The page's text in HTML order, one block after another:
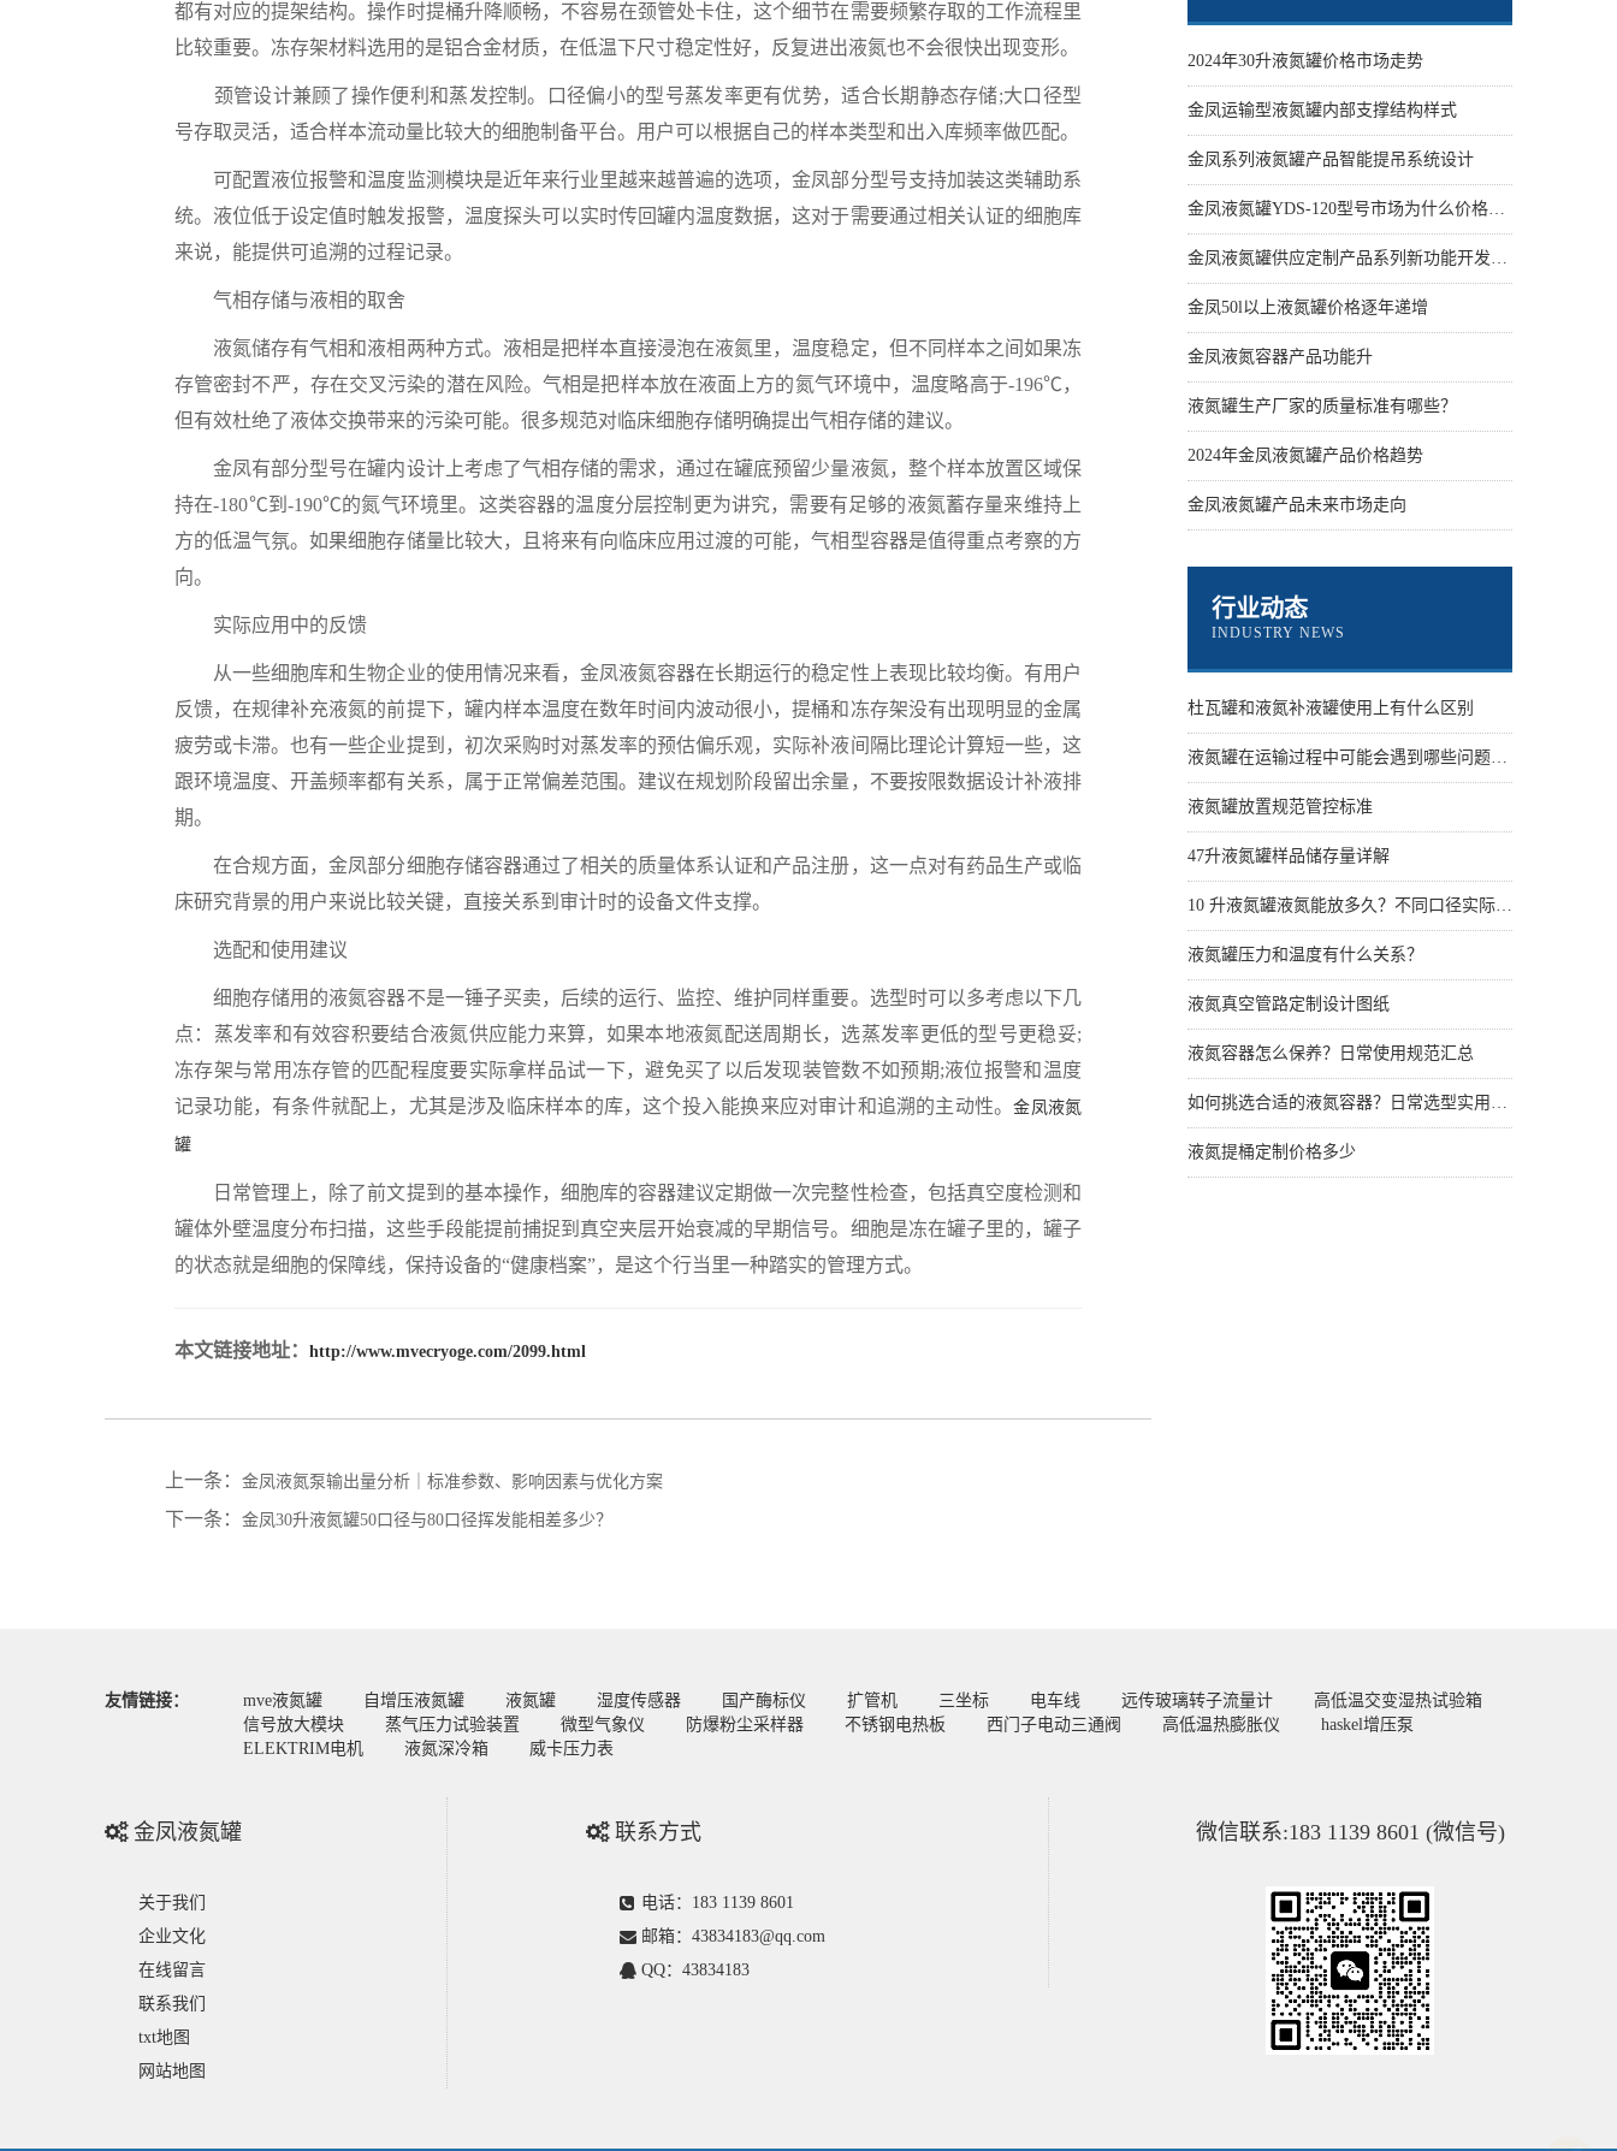
都有对应的提架结构。操作时提桶升降顺畅，不容易在颈管处卡住，这个细节在需要频繁存取的工作流程里
比较重要。冻存架材料选用的是铝合金材质，在低温下尺寸稳定性好，反复进出液氮也不会很快出现变形。
颈管设计兼顾了操作便利和蒸发控制。口径偏小的型号蒸发率更有优势，适合长期静态存储;大口径型
号存取灵活，适合样本流动量比较大的细胞制备平台。用户可以根据自己的样本类型和出入库频率做匹配。
可配置液位报警和温度监测模块是近年来行业里越来越普遍的选项，金凤部分型号支持加装这类辅助系
统。液位低于设定值时触发报警，温度探头可以实时传回罐内温度数据，这对于需要通过相关认证的细胞库
来说，能提供可追溯的过程记录。
气相存储与液相的取舍
液氮储存有气相和液相两种方式。液相是把样本直接浸泡在液氮里，温度稳定，但不同样本之间如果冻
存管密封不严，存在交叉污染的潜在风险。气相是把样本放在液面上方的氮气环境中，温度略高于-196℃，
但有效杜绝了液体交换带来的污染可能。很多规范对临床细胞存储明确提出气相存储的建议。
金凤有部分型号在罐内设计上考虑了气相存储的需求，通过在罐底预留少量液氮，整个样本放置区域保
持在-180℃到-190℃的氮气环境里。这类容器的温度分层控制更为讲究，需要有足够的液氮蓄存量来维持上
方的低温气氛。如果细胞存储量比较大，且将来有向临床应用过渡的可能，气相型容器是值得重点考察的方
向。
实际应用中的反馈
从一些细胞库和生物企业的使用情况来看，金凤液氮容器在长期运行的稳定性上表现比较均衡。有用户
反馈，在规律补充液氮的前提下，罐内样本温度在数年时间内波动很小，提桶和冻存架没有出现明显的金属
疲劳或卡滞。也有一些企业提到，初次采购时对蒸发率的预估偏乐观，实际补液间隔比理论计算短一些，这
跟环境温度、开盖频率都有关系，属于正常偏差范围。建议在规划阶段留出余量，不要按限数据设计补液排
期。
在合规方面，金凤部分细胞存储容器通过了相关的质量体系认证和产品注册，这一点对有药品生产或临
床研究背景的用户来说比较关键，直接关系到审计时的设备文件支撑。
选配和使用建议
细胞存储用的液氮容器不是一锤子买卖，后续的运行、监控、维护同样重要。选型时可以多考虑以下几
点：蒸发率和有效容积要结合液氮供应能力来算，如果本地液氮配送周期长，选蒸发率更低的型号更稳妥;
冻存架与常用冻存管的匹配程度要实际拿样品试一下，避免买了以后发现装管数不如预期;液位报警和温度
记录功能，有条件就配上，尤其是涉及临床样本的库，这个投入能换来应对审计和追溯的主动性。金凤液氮
罐
日常管理上，除了前文提到的基本操作，细胞库的容器建议定期做一次完整性检查，包括真空度检测和
罐体外壁温度分布扫描，这些手段能提前捕捉到真空夹层开始衰减的早期信号。细胞是冻在罐子里的，罐子
的状态就是细胞的保障线，保持设备的“健康档案”，是这个行当里一种踏实的管理方式。
本文链接地址： http://www.mvecryoge.com/2099.html
上一条： 金凤液氮泵输出量分析｜标准参数、影响因素与优化方案
下一条： 金凤30升液氮罐50口径与80口径挥发能相差多少？
2024年30升液氮罐价格市场走势
金凤运输型液氮罐内部支撑结构样式
金凤系列液氮罐产品智能提吊系统设计
金凤液氮罐YDS-120型号市场为什么价格性价比更高些
金凤液氮罐供应定制产品系列新功能开发设计
金凤50l以上液氮罐价格逐年递增
金凤液氮容器产品功能升
液氮罐生产厂家的质量标准有哪些？
2024年金凤液氮罐产品价格趋势
金凤液氮罐产品未来市场走向
行业动态
INDUSTRY NEWS
杜瓦罐和液氮补液罐使用上有什么区别
液氮罐在运输过程中可能会遇到哪些问题？怎么解决
液氮罐放置规范管控标准
47升液氮罐样品储存量详解
10 升液氮罐液氮能放多久？不同口径实际保存天数
液氮罐压力和温度有什么关系？
液氮真空管路定制设计图纸
液氮容器怎么保养？日常使用规范汇总
如何挑选合适的液氮容器？日常选型实用技巧
液氮提桶定制价格多少
友情链接： mve液氮罐 自增压液氮罐 液氮罐 湿度传感器 国产酶标仪 扩管机 三坐标 电车线 远传玻璃转子流量计
高低温交变湿热试验箱
信号放大模块
蒸气压力试验装置 微型气象仪 防爆粉尘采样器 不锈钢电热板 西门子电动三通阀 高低温热膨胀仪
haskel增压泵
ELEKTRIM电机
液氮深冷箱 威卡压力表
金凤液氮罐
关于我们
企业文化
在线留言
联系我们
txt地图
网站地图
联系方式
电话：183 1139 8601
邮箱：43834183@qq.com
QQ：43834183
微信联系:183 1139 8601 (微信号)